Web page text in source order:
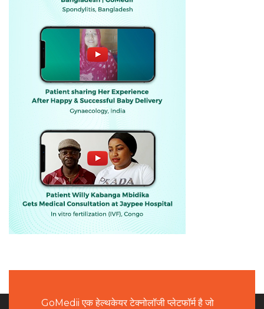
GoMedii एक हेल्थकेयर टेक्नोलॉजी प्लेटफॉर्म है जो